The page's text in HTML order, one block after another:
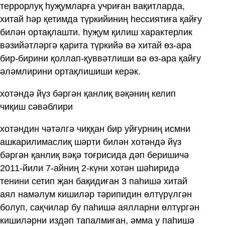
террорлуқ һуҗумларға учриған вақитларда,
хитай һәр қетимда түркийиниң һессиятиға қайғу
билән ортақлашти. һуҗум қилиш характерлик
вәзийәтләргә қарита түркийә вә хитай өз-ара
бир-бирини қоллап-қуввәтлиши вә өз-ара қайғу
әләмлирини ортақлишиши керәк.
хотәндә йүз бәргән қанлиқ вәқәниң келип
чиқиш сәвәблири
хотәндин чәтәлгә чиққан бир уйғурниң исмни
ашкарилимаслиқ шәрти билән хотәндә йүз
бәргән қанлиқ вәқә тоғрисида дәп беришичә
2011‏-йили 7-айниң 2-күни хотән шәһиридә
тенини сетип җан бақидиған 3 паһишә хитай
аял намәлум кишиләр тәрипидин өлтүрүлгән
болуп, сақчилар бу паһишә аялларни өлтүргән
кишиләрни издәп тапалмиған, әмма у паһишә